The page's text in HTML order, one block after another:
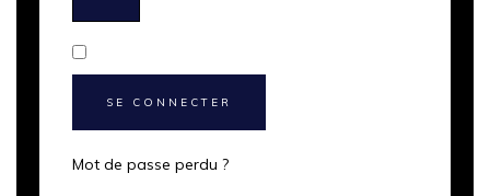
SE CONNECTER
Mot de passe perdu ?